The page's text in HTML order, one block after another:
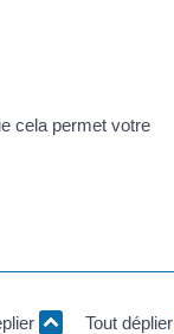
cela permet votre
Tout déplier